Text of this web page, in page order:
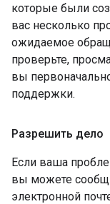
которые были
вас несколько
ожидаемое
проверьте,
вы
поддержки.
Разрешить дело
Если ваша
вы можете
электронной